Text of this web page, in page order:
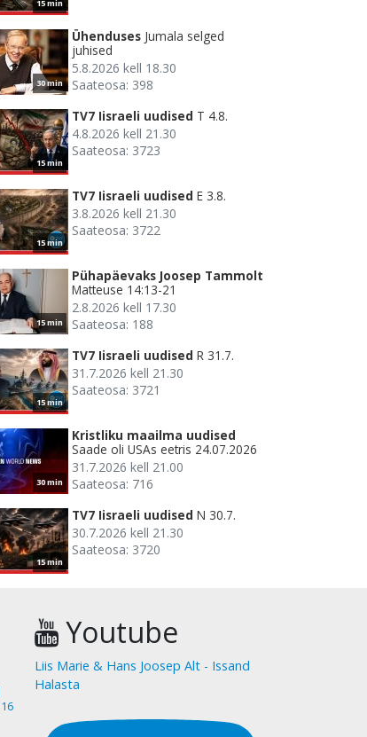
15 min
30 min
Ühenduses Jumala selged
juhised
5.8.2026 kell 18.30
Saateosa: 398
15 min
TV7 Iisraeli uudised T 4.8.
4.8.2026 kell 21.30
Saateosa: 3723
15 min
TV7 Iisraeli uudised E 3.8.
3.8.2026 kell 21.30
Saateosa: 3722
15 min
Pühapäevaks Joosep Tammolt
Matteuse 14:13-21
2.8.2026 kell 17.30
Saateosa: 188
15 min
TV7 Iisraeli uudised R 31.7.
31.7.2026 kell 21.30
Saateosa: 3721
30 min
Kristliku maailma uudised
Saade oli USAs eetris 24.07.2026
31.7.2026 kell 21.00
Saateosa: 716
15 min
TV7 Iisraeli uudised N 30.7.
30.7.2026 kell 21.30
Saateosa: 3720
16
Youtube
Liis Marie & Hans Joosep Alt - Issand
Halasta